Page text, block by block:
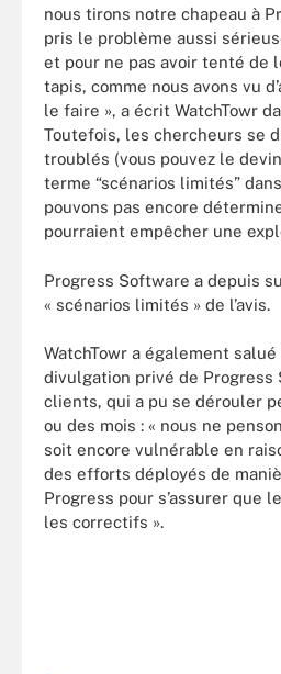
nous tirons notre chapeau à
pris le problème aussi
et pour ne pas avoir tenté de
tapis, comme nous avons vu
le faire », a écrit WatchTowr
Toutefois, les chercheurs se
troublés (vous pouvez le
terme “scénarios limités”
pouvons pas encore
pourraient empêcher une
Progress Software a depuis
« scénarios limités » de l’avis.
WatchTowr a également
divulgation privé de Progress
clients, qui a pu se dérouler
ou des mois : « nous ne
soit encore vulnérable en
des efforts déployés de
Progress pour s’assurer que
les correctifs ».